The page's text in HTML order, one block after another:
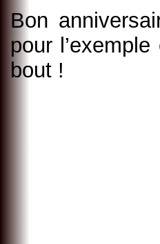
Bon
pour
bout !